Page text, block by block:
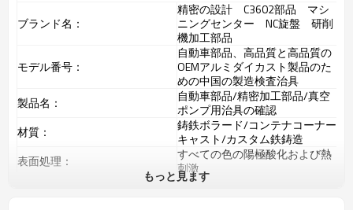
ブランド名：
精密の設計 C3602部品 マシ
ニングセンター NC旋盤 研削
機加工部品
モデル番号：
自動車部品、高品質と高品質の
OEMアルミダイカスト製品のた
めの中国の製造検査治具
製品名：
自動車部品/精密加工部品/真空
ポンプ用治具の確認
材質：
鋳鉄ボラード/コンテナコーナー
キャスト/カスタム鉄鋳造
表面処理：
すべての色の陽極酸化および熱
刺激
Custormerの要件に応じて
もっと見ます